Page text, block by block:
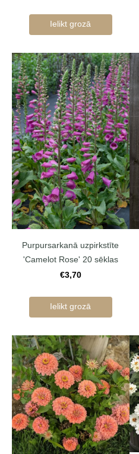
Ielikt grozā
Purpursarkanā uzpirkstīte
'Camelot Rose' 20 sēklas
€3,70
Ielikt grozā